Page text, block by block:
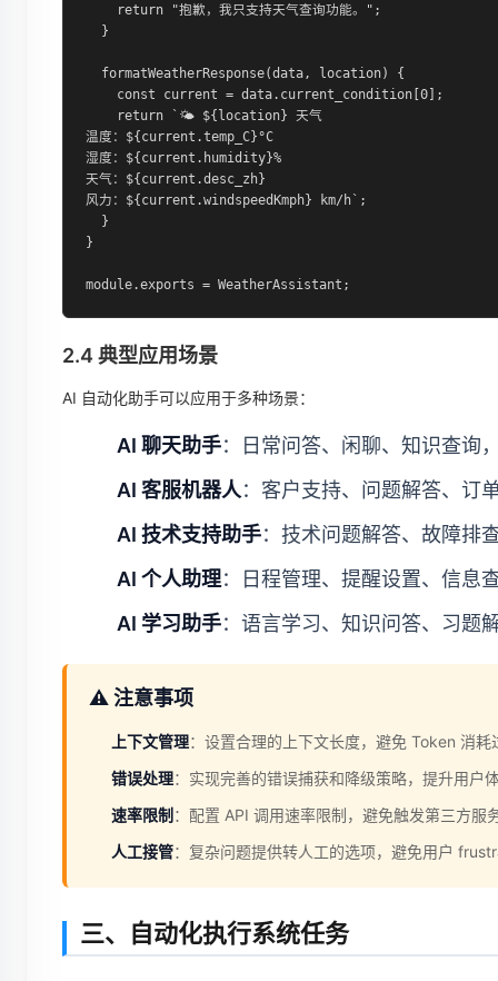
    return "抱歉，我只支持天气查询功能。";
  }
  formatWeatherResponse(data, location) {
    const current = data.current_condition[0];
    return `🌤️ ${location} 天气
温度：${current.temp_C}°C
湿度：${current.humidity}%
天气：${current.desc_zh}
风力：${current.windspeedKmph} km/h`;
  }
}
module.exports = WeatherAssistant;
2.4 典型应用场景
AI 自动化助手可以应用于多种场景：
AI 聊天助手：日常问答、闲聊、知识查询
AI 客服机器人：客户支持、问题解答、订
AI 技术支持助手：技术问题解答、故障排
AI 个人助理：日程管理、提醒设置、信息
AI 学习助手：语言学习、知识问答、习题
⚠️ 注意事项
上下文管理：设置合理的上下文长度，避免 Token 消耗
错误处理：实现完善的错误捕获和降级策略，提升用户
速率限制 ：配置 API 调用速率限制，避免触发第三方服
人工接管：复杂问题提供转人工的选项，避免用户
三、自动化执行系统任务